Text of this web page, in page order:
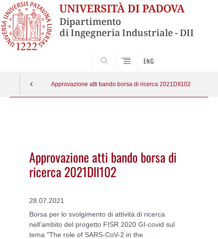
ENG
Approvazione atti bando borsa di ricerca 2021DII102
Approvazione atti bando borsa di
ricerca 2021DII102
28.07.2021
Borsa per lo svolgimento di attività di ricerca
nell’ambito del progetto FISR 2020 GI-covid sul
tema "The role of SARS-CoV-2 in the